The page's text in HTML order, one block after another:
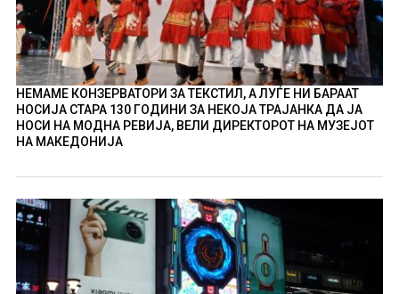
НЕМАМЕ КОНЗЕРВАТОРИ ЗА ТЕКСТИЛ, А ЛУЃЕ НИ БАРААТ
НОСИЈА СТАРА 130 ГОДИНИ ЗА НЕКОЈА ТРАЈАНКА ДА ЈА
НОСИ НА МОДНА РЕВИЈА, ВЕЛИ ДИРЕКТОРОТ НА МУЗЕЈОТ
НА МАКЕДОНИЈА